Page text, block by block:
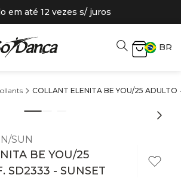
em até 12 vezes s/ juros
BR
COLLANT ELENITA BE YOU/25 ADULTO
SUN
BE YOU/25
SD2333 - SUNSET